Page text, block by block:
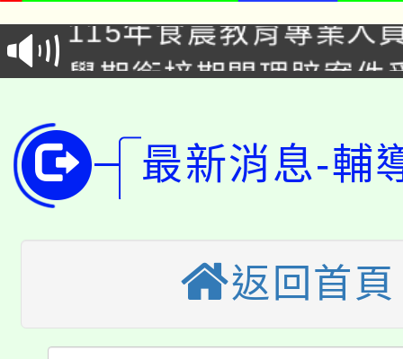
會
115年食農教育專業人
程
學期銜接期間理賠案件
版
公告本校115學年度第
代理(課)教師甄選結果(
「2026金融保險知識
車」活動
桃園市115學年度學生
生本土語及新住民語歌
公告本校115學年度第
代理(課)教師甄選結果(
公告本校115學年度第
最新消息-輔
返回首頁